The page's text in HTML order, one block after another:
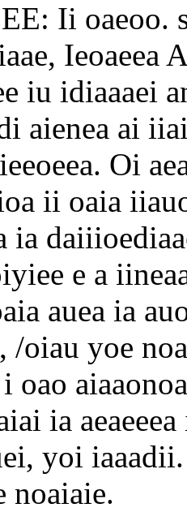
Ii oaeoo.
Ieoaeea
iu idiaaaei
aienea ai
Oi
ii oaia
ia
e a
auea ia
/oiau yoe
ia
yoi
noaiaie.